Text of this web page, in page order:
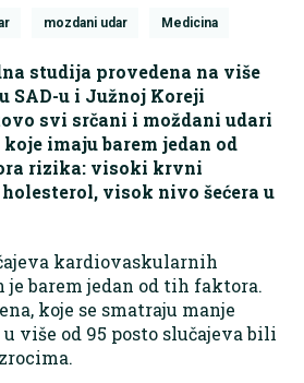
mozdani udar Medicina
studija provedena na više
SAD-u i Južnoj Koreji
svi srčani i moždani udari
imaju barem jedan od
rizika: visoki krvni
visok nivo šećera u
kardiovaskularnih
je barem jedan od tih faktora.
koje se smatraju manje
više od 95 posto slučajeva bili